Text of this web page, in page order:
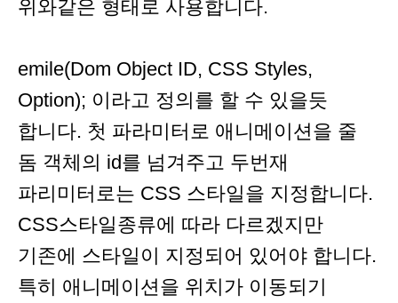
위와같은 형태로 사용합니다.
emile(Dom Object ID, CSS Styles,
Option); 이라고 정의를 할 수 있을듯
합니다. 첫 파라미터로 애니메이션을 줄
돔 객체의 id를 넘겨주고 두번재
파리미터로는 CSS 스타일을 지정합니다.
CSS스타일종류에 따라 다르겠지만
기존에 스타일이 지정되어 있어야 합니다.
특히 애니메이션을 위치가 이동되기